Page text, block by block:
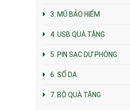
3. MŨ BẢO HIỂM
4. USB QUÀ TẶNG
5. PIN SẠC DỰ PHÒNG
6. SỔ DA
7. BỘ QUÀ TẶNG